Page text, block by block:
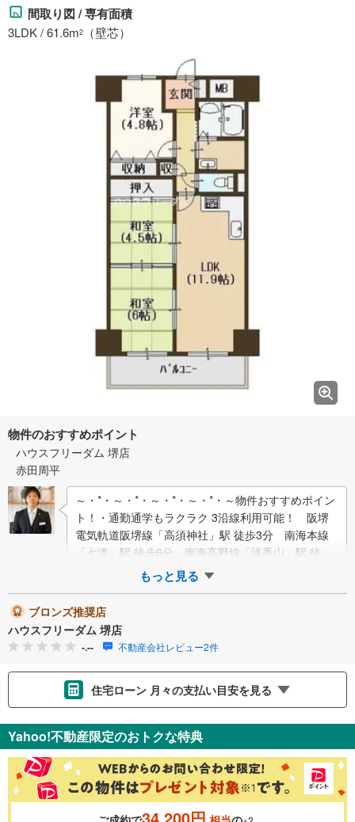
間取り図 / 専有面積
3LDK / 61.6m2 （壁芯）
物件のおすすめポイント
ハウスフリーダム 堺店
赤田周平
～・*・～・*・～・*・～・*・～物件おすすめポイン
ト！・通勤通学もラクラク 3沿線利用可能！ 阪堺
電気軌道阪堺線「高須神社」駅 徒歩3分 南海本線
「七道」駅 徒歩6分 南海高野線「浅香山」駅 徒歩1
3分・東向きバルコニー/10階…
もっと見る
ブロンズ推奨店
ハウスフリーダム 堺店
-.-- 不動産会社レビュー2件
住宅ローン 月々の支払い目安を見る
金利 ％
Yahoo!不動産限定のおトクな特典